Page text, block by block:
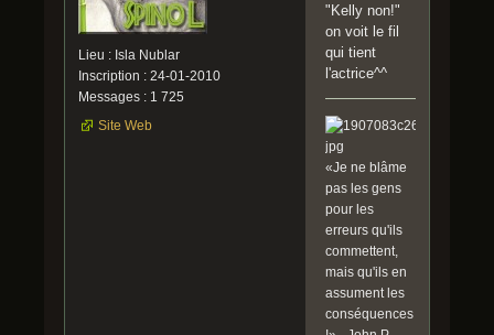
Lieu : Isla Nublar
Inscription : 24-01-2010
Messages : 1 725
Site Web
"Kelly non!"
on voit le fil
qui tient
l'actrice^^
«Je ne blâme
pas les gens
pour les
erreurs qu'ils
commettent,
mais qu'ils en
assument les
conséquences